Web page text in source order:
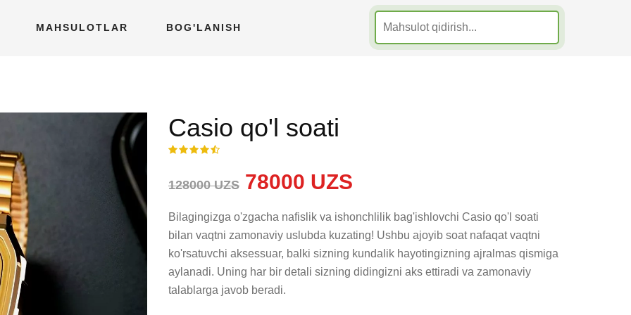
MAHSULOTLAR BOG'LANISH
Casio qo'l soati
128000 UZS 78000 UZS
Bilagingizga o'zgacha nafislik va ishonchlilik bag'ishlovchi Casio qo'l soati
bilan vaqtni zamonaviy uslubda kuzating! Ushbu ajoyib soat nafaqat vaqtni
ko'rsatuvchi aksessuar, balki sizning kundalik hayotingizning ajralmas qismiga
aylanadi. Uning har bir detali sizning didingizni aks ettiradi va zamonaviy
talablarga javob beradi.